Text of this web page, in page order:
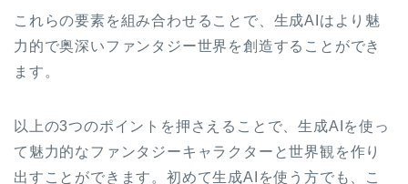
これらの要素を組み合わせることで、生成AIはより魅
力的で奥深いファンタジー世界を創造することができ
ます。
以上の3つのポイントを押さえることで、生成AIを使っ
て魅力的なファンタジーキャラクターと世界観を作り
出すことができます。初めて生成AIを使う方でも、こ